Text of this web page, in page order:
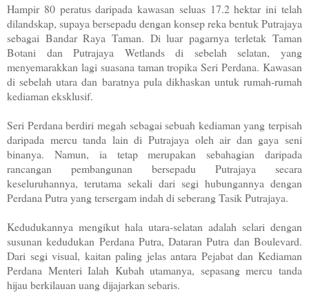
Hampir 80 peratus daripada kawasan seluas 17.2 hektar ini telah
dilandskap, supaya bersepadu dengan konsep reka bentuk Putrajaya
sebagai Bandar Raya Taman. Di luar pagarnya terletak Taman
Botani dan Putrajaya Wetlands di sebelah selatan, yang
menyemarakkan lagi suasana taman tropika Seri Perdana. Kawasan
di sebelah utara dan baratnya pula dikhaskan untuk rumah-rumah
kediaman eksklusif.
Seri Perdana berdiri megah sebagai sebuah kediaman yang terpisah
daripada mercu tanda lain di Putrajaya oleh air dan gaya seni
binanya. Namun, ia tetap merupakan sebahagian daripada
rancangan pembangunan bersepadu Putrajaya secara
keseluruhannya, terutama sekali dari segi hubungannya dengan
Perdana Putra yang tersergam indah di seberang Tasik Putrajaya.
Kedudukannya mengikut hala utara-selatan adalah selari dengan
susunan kedudukan Perdana Putra, Dataran Putra dan Boulevard.
Dari segi visual, kaitan paling jelas antara Pejabat dan Kediaman
Perdana Menteri Ialah Kubah utamanya, sepasang mercu tanda
hijau berkilauan uang dijajarkan sebaris.